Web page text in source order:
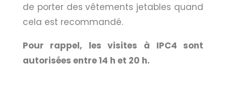
de porter des vêtements jetables quand
cela est recommandé.
Pour rappel, les visites à IPC4 sont
autorisées entre 14 h et 20 h.